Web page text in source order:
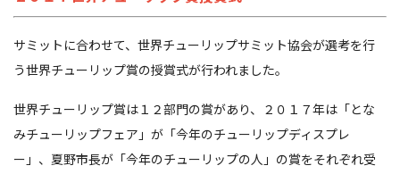
サミットに合わせて、世界チューリップサミット協会が選考を行
う世界チューリップ賞の授賞式が行われました。
世界チューリップ賞は１２部門の賞があり、２０１７年は「とな
みチューリップフェア」が「今年のチューリップディスプレ
ー」、夏野市長が「今年のチューリップの人」の賞をそれぞれ受